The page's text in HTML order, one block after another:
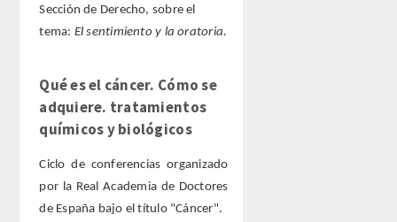
HISTÓRICO DE ACADÉMICOS
NÚMERO
CORRESPONDIENTES
NACIONALES
EXTRANJEROS
Sección de Derecho, sobre el
tema: El sentimiento y la oratoria.
Qué es el cáncer. Cómo se
adquiere. tratamientos
químicos y biológicos
Ciclo de conferencias organizado
por la Real Academia de Doctores
de España bajo el título "Cáncer".